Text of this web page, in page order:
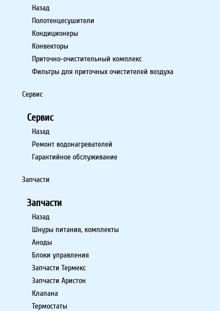
Назад
Полотенцесушители
Кондиционеры
Конвекторы
Приточно-очистительный комплекс
Фильтры для приточных очистителей воздуха
Сервис
Сервис
Назад
Ремонт водонагревателей
Гарантийное обслуживание
Запчасти
Запчасти
Назад
Шнуры питания, комплекты
Аноды
Блоки управления
Запчасти Термекс
Запчасти Аристон
Клапана
Термостаты